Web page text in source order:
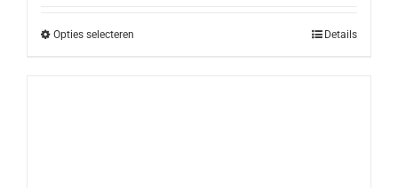
Opties selecteren Details